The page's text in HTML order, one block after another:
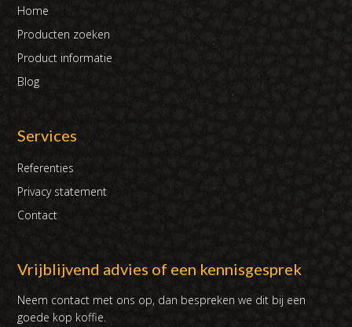
Home
Producten zoeken
Product informatie
Blog
Services
Referenties
Privacy statement
Contact
Vrijblijvend advies of een kennisgesprek
Neem contact met ons op, dan bespreken we dit bij een
goede kop koffie.